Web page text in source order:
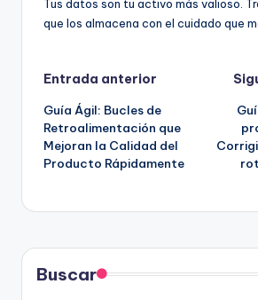
Tus datos son tu activo más valioso.
que los almacena con el cuidado que
Navegación
de
entradas
Entrada anterior
Guía Ágil: Bucles de
Retroalimentación que
Mejoran la Calidad del
Producto Rápidamente
Buscar